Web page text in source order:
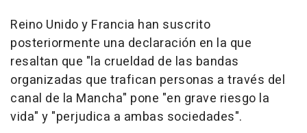
Reino Unido y Francia han suscrito
posteriormente una declaración en la que
resaltan que "la crueldad de las bandas
organizadas que trafican personas a través del
canal de la Mancha" pone "en grave riesgo la
vida" y "perjudica a ambas sociedades".